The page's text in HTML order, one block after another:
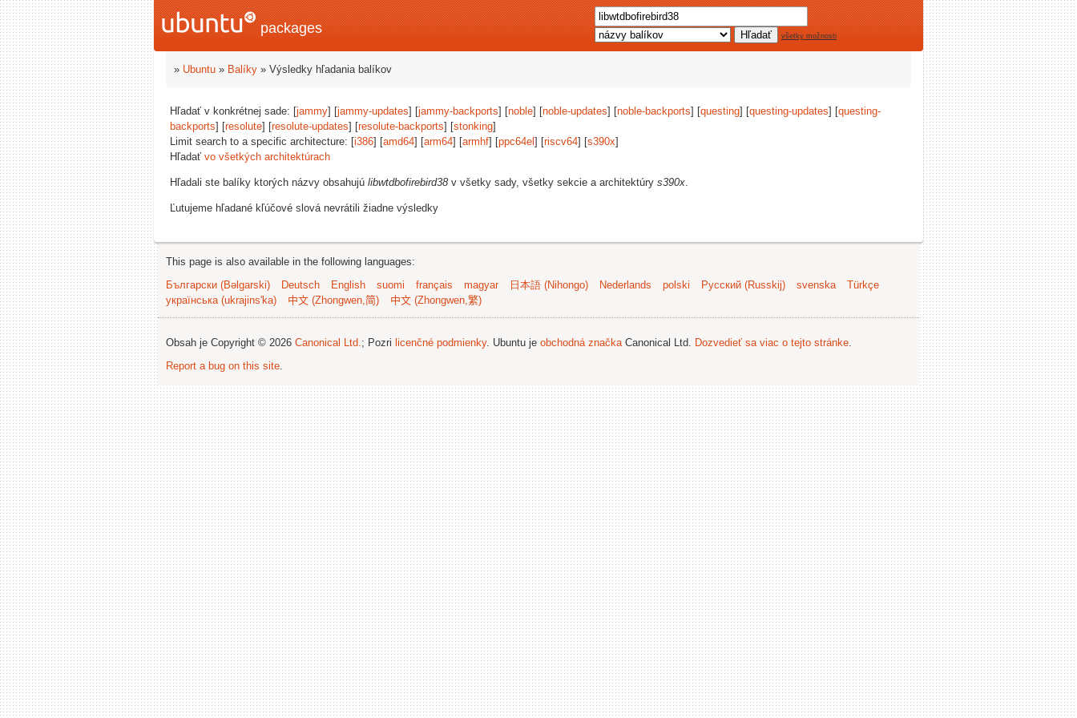
packages všetky možnosti
» Ubuntu » Balíky » Výsledky hľadania balíkov
Hľadať v konkrétnej sade: [jammy] [jammy-updates] [jammy-backports] [noble] [noble-updates] [noble-backports] [questing] [questing-updates] [questing-
backports] [resolute] [resolute-updates] [resolute-backports] [stonking]
Limit search to a specific architecture: [i386] [amd64] [arm64] [armhf] [ppc64el ] [riscv64] [s390x]
Hľadať vo všetkých architektúrach
Hľadali ste balíky ktorých názvy obsahujú libwtdbofirebird38 v všetky sady, všetky sekcie a architektúry s390x.
Ľutujeme hľadané kľúčové slová nevrátili žiadne výsledky
This page is also available in the following languages:
Български (Bəlgarski)
Deutsch English suomi français magyar 日本語 (Nihongo) Nederlands polski Русский (Russkij) svenska
Türkçe
українська (ukrajins'ka)
中文 (Zhongwen,简) 中文 (Zhongwen,繁)
Obsah je Copyright © 2026 Canonical Ltd.; Pozri licenčné podmienky. Ubuntu je obchodná značkaCanonical Ltd. Dozvedieť sa viac o tejto stránke.
Report a bug on this site.